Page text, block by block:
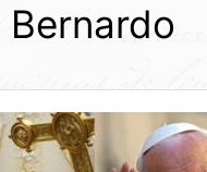
Bernardo